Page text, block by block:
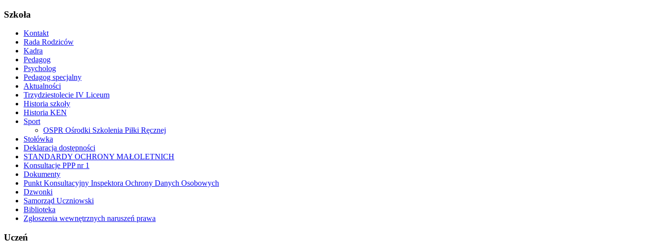
Szkoła
Kontakt
Rada Rodziców
Kadra
Pedagog
Psycholog
Pedagog specjalny
Aktualności
Trzydziestolecie IV Liceum
Historia szkoły
Historia KEN
Sport
OSPR Ośrodki Szkolenia Piłki Ręcznej
Stołówka
Deklaracja dostępności
STANDARDY OCHRONY MAŁOLETNICH
Konsultacje PPP nr 1
Dokumenty
Punkt Konsultacyjny Inspektora Ochrony Danych Osobowych
Dzwonki
Samorząd Uczniowski
Biblioteka
Zgłoszenia wewnętrznych naruszeń prawa
Uczeń